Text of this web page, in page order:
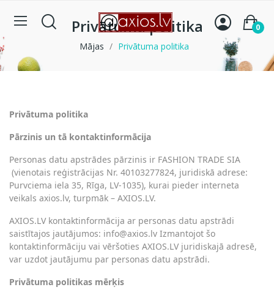
0
Privātuma politika
Mājas Privātuma politika
Privātuma politika
Pārzinis un tā kontaktinformācija
Personas datu apstrādes pārzinis ir FASHION TRADE SIA
(vienotais reģistrācijas Nr. 40103277824, juridiskā adrese:
Purvciema iela 35, Rīga, LV-1035), kurai pieder interneta
veikals axios.lv, turpmāk – AXIOS.LV.
AXIOS.LV kontaktinformācija ar personas datu apstrādi
saistītajos jautājumos: info@axios.lv Izmantojot šo
kontaktinformāciju vai vēršoties AXIOS.LV juridiskajā adresē,
var uzdot jautājumu par personas datu apstrādi.
Privātuma politikas mērķis